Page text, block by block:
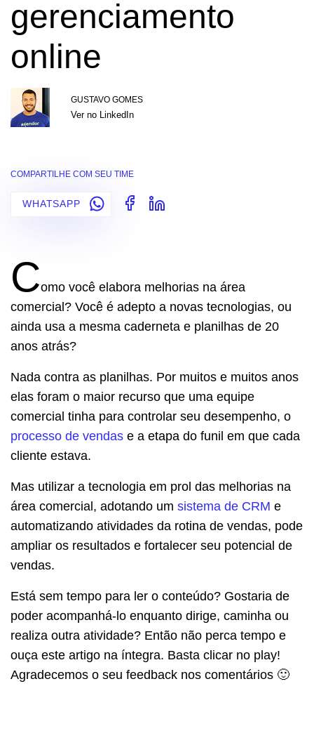
gerenciamento
online
GUSTAVO GOMES
Ver no LinkedIn
COMPARTILHE COM SEU TIME
WHATSAPP
Como você elabora melhorias na área
comercial? Você é adepto a novas tecnologias, ou
ainda usa a mesma caderneta e planilhas de 20
anos atrás?
Nada contra as planilhas. Por muitos e muitos anos
elas foram o maior recurso que uma equipe
comercial tinha para controlar seu desempenho, o
processo de vendas e a etapa do funil em que cada
cliente estava.
Mas utilizar a tecnologia em prol das melhorias na
área comercial, adotando um sistema de CRM e
automatizando atividades da rotina de vendas, pode
ampliar os resultados e fortalecer seu potencial de
vendas.
Está sem tempo para ler o conteúdo? Gostaria de
poder acompanhá-lo enquanto dirige, caminha ou
realiza outra atividade? Então não perca tempo e
ouça este artigo na íntegra. Basta clicar no play!
Agradecemos o seu feedback nos comentários 🙂